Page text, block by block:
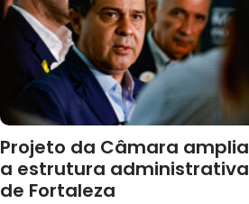
Projeto da Câmara amplia
a estrutura administrativa
de Fortaleza